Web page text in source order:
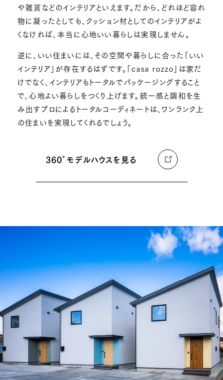
や雑貨などのインテリアといえます。だから、どれほど容れ
物に凝ったとしても、クッション材としてのインテリアがよ
くなければ、本当に心地いい暮らしは実現しません。
逆に、いい住まいには、その空間や暮らしに合った「いい
インテリア」が存在するはずです。「casa rozzo」は家だ
けでなく、インテリアもトータルでパッケージングすること
で、心地よい暮らしをつくり上げます。統一感と調和を生
み出すプロによるトータルコーディネートは、ワンランク上
の住まいを実現してくれるでしょう。
360°モデルハウスを見る